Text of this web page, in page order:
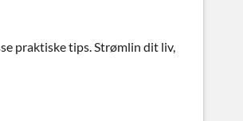
praktiske tips. Strømlin dit liv,